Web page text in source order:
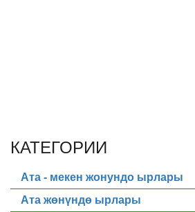
КАТЕГОРИИ
Ата - мекен жонундо ырлары
Ата жөнүндө ырлары